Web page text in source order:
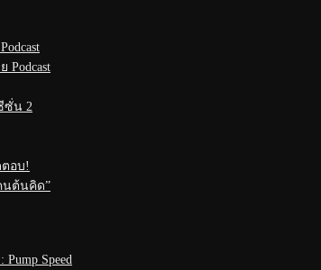
Podcast
ซั่น 2
อบ!
นต้นคิด”
Pump Speed